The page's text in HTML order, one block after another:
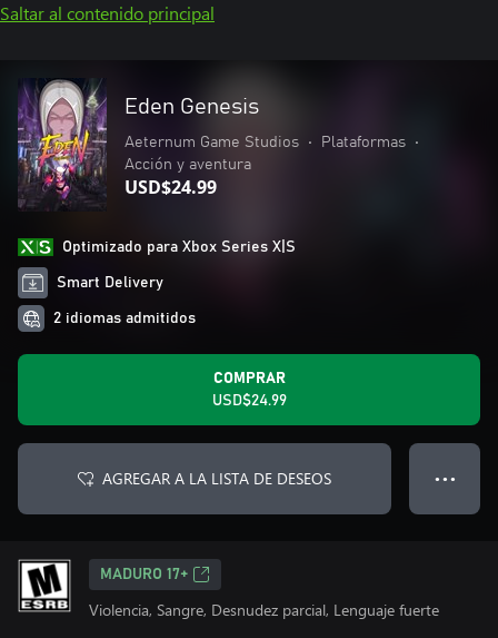
Saltar al contenido principal
Eden Genesis
Aeternum Game Studios • Plataformas
•
Acción y aventura
USD$24.99
Optimizado para Xbox Series X|S
Smart Delivery
2 idiomas admitidos
COMPRAR
USD$24.99
AGREGAR A LA LISTA DE DESEOS ● ● ●
MADURO 17+
Violencia, Sangre, Desnudez parcial, Lenguaje fuerte